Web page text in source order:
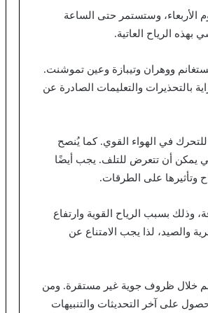
الأربعاء، وستستمر حتى الساعة
الرياح العاتية.
ووهران وتيبازة وعين تموشنت.
بالتحذيرات والتعليمات الصادرة عن
للتحرك في الهواء القوي. كما يُنصح
يمكن أن تتعرض للتلف. يجب أيضًا
وتأثيرها على الطرقات.
بسبب الرياح القوية وارتفاع
والصيد، لذا يجب الامتناع عن
خلال ظروف جوية غير مستقرة. ومن
على آخر التحديثات والتنبيهات